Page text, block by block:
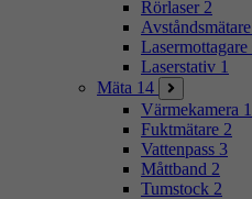
Rörlaser 2
Avståndsmätare
Lasermottagare
Laserstativ 1
Mäta 14
Värmekamera 1
Fuktmätare 2
Vattenpass 3
Måttband 2
Tumstock 2